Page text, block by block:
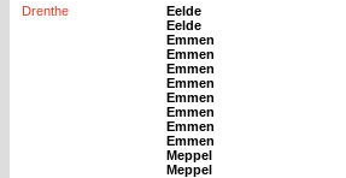
Drenthe Eelde
Eelde
Emmen
Emmen
Emmen
Emmen
Emmen
Emmen
Emmen
Emmen
Meppel
Meppel